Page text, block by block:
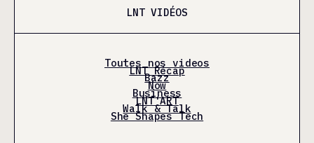
LNT VIDÉOS
Toutes nos videos
LNT Récap
Bazz
Now
Business
LNT'ART
Walk & Talk
She Shapes Tech